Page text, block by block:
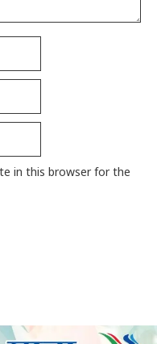
in this browser for the